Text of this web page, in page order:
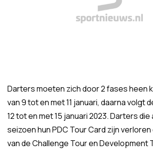
Darters moeten zich door 2 fases heen
van 9 tot en met 11 januari, daarna volgt
12 tot en met 15 januari 2023. Darters
seizoen hun PDC Tour Card zijn
van de Challenge Tour en Development